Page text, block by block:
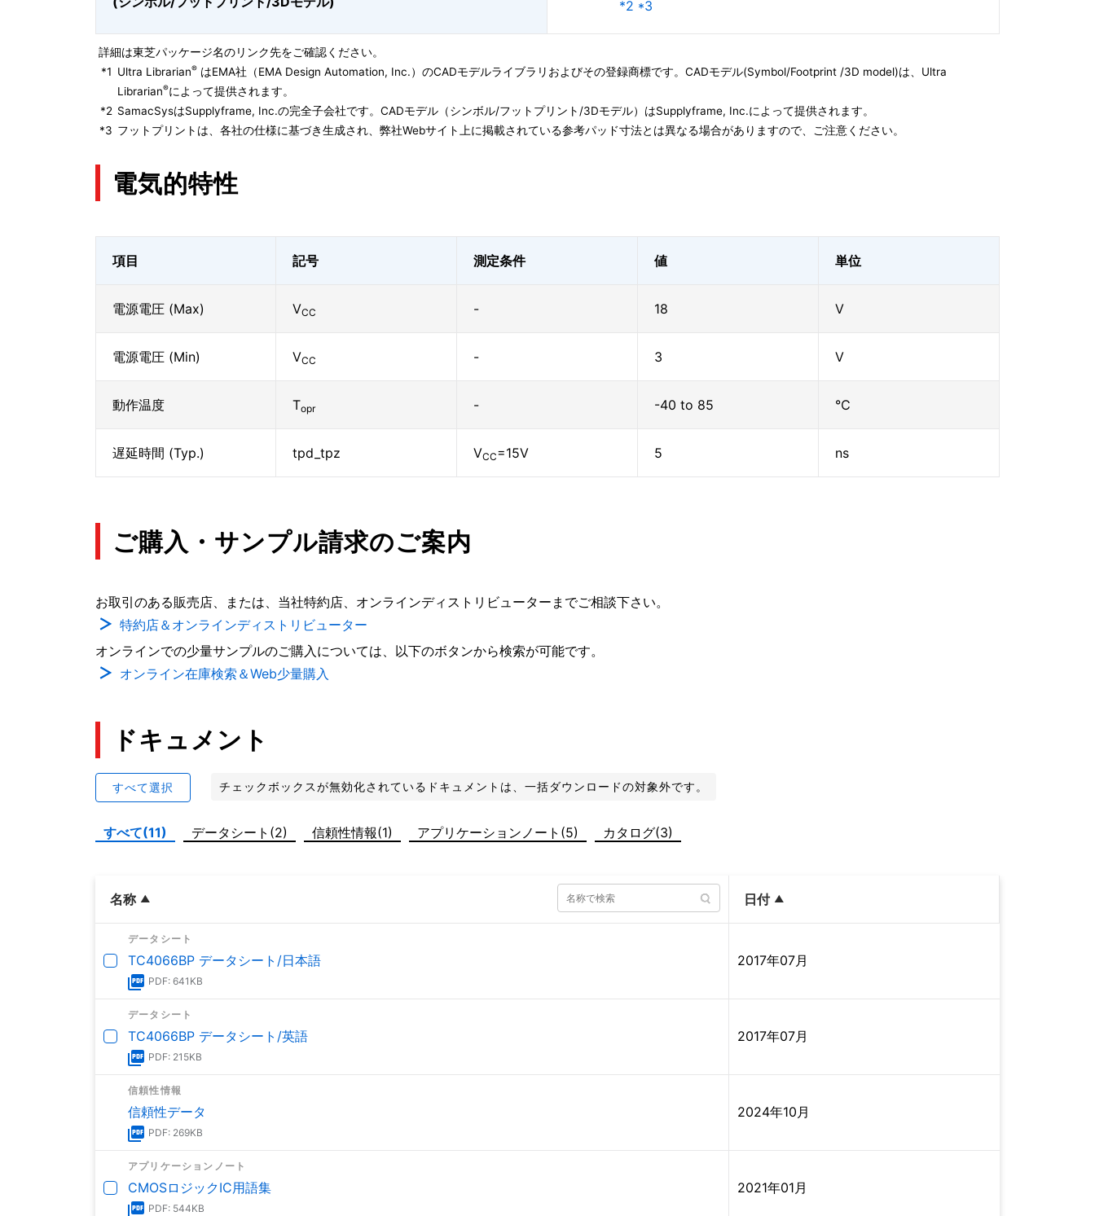
*2 *3
詳細は東芝パッケージ名のリンク先をご確認ください。
*1 Ultra Librarian® はEMA社（EMA Design Automation, Inc.）のCADモデルライブラリおよびその登録商標です。CADモデル(Symbol/Footprint /3D model)は、Ultra
Librarian®によって提供されます。
*2 SamacSysはSupplyframe, Inc.の完全子会社です。CADモデル（シンボル/フットプリント/3Dモデル）はSupplyframe, Inc.によって提供されます。
*3 フットプリントは、各社の仕様に基づき生成され、弊社Webサイト上に掲載されている参考パッド寸法とは異なる場合がありますので、ご注意ください。
電気的特性
項目 記号 測定条件 値 単位
電源電圧 (Max) VCC - 18 V
電源電圧 (Min) VCC - 3 V
動作温度 Topr - -40 to 85 ℃
遅延時間 (Typ.) tpd_tpz VCC=15V 5 ns
ご購入・サンプル請求のご案内
お取引のある販売店、または、当社特約店、オンラインディストリビューターまでご相談下さい。
特約店＆オンラインディストリビューター
オンラインでの少量サンプルのご購入については、以下のボタンから検索が可能です。
オンライン在庫検索＆Web少量購入
ドキュメント
すべて選択 チェックボックスが無効化されているドキュメントは、一括ダウンロードの対象外です。
すべて(11) データシート(2) 信頼性情報(1) アプリケーションノート(5) カタログ(3)
名称 日付
データシート
TC4066BP データシート/日本語
PDF: 641KB
2017年07月
データシート
TC4066BP データシート/英語
PDF: 215KB
2017年07月
信頼性情報
信頼性データ
PDF: 269KB
2024年10月
アプリケーションノート
CMOSロジックIC用語集
PDF: 544KB
2021年01月